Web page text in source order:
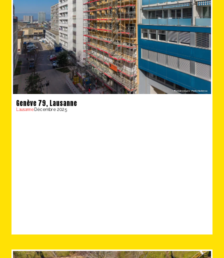
Genève 79, Lausanne
LausanneDécembre 2025